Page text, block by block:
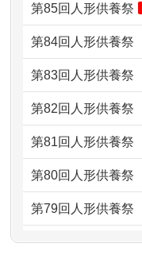
2026/07/05しっか
ただけると...
2026/06/30 長年大
していただ...
2026/06/29ガラス
子ども
ました。お...
どうなってるので
2024/01/13会社の
供養が
るのですか？
第85回人形供養祭
第84回人形供養
第83回人形供養
第82回人形供養
第81回人形供養
第80回人形供養
第79回人形供養
第78回人形供養